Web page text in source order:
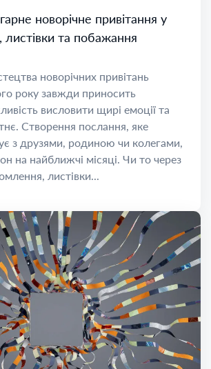
новорічне привітання у
листівки та побажання
новорічних привітань
року завжди приносить
висловити щирі емоції та
Створення послання, яке
з друзями, родиною чи колегами,
на найближчі місяці. Чи то через
листівки...